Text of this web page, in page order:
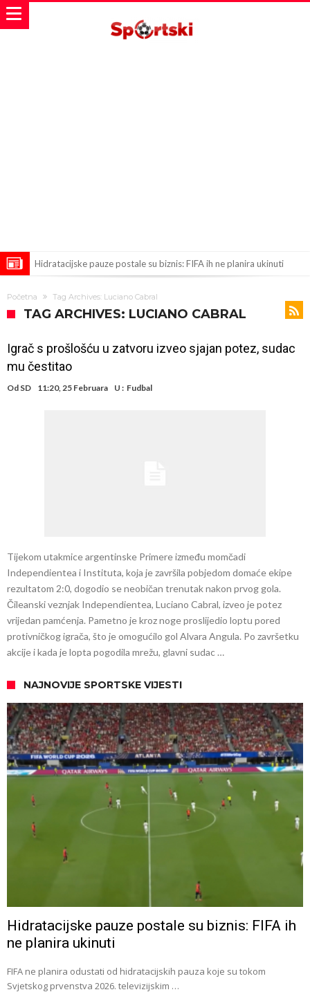
Hidratacijske pauze postale su biznis: FIFA ih ne planira ukinuti
Atletika?!
Ovo se Novaku nikad nije dešavalo: Sinner i Alcaraz odustaju, a
novac od UEFA
Mourinho uvodi strogu disciplinu u Real Madrid. Ovo su tri nova
Početna Tag Archives: Luciano Cabral
TAG ARCHIVES: LUCIANO CABRAL
Igrač s prošlošću u zatvoru izveo sjajan potez, sudac
mu čestitao
Od SD 11:20, 25 Februara U : Fudbal
Tijekom utakmice argentinske Primere između momčadi
Independientea i Instituta, koja je završila pobjedom domaće ekipe
rezultatom 2:0, dogodio se neobičan trenutak nakon prvog gola.
Čileanski veznjak Independientea, Luciano Cabral, izveo je potez
vrijedan pamćenja. Pametno je kroz noge proslijedio loptu pored
protivničkog igrača, što je omogućilo gol Alvara Angula. Po završetku
akcije i kada je lopta pogodila mrežu, glavni sudac …
NAJNOVIJE SPORTSKE VIJESTI
Hidratacijske pauze postale su biznis: FIFA ih
ne planira ukinuti
FIFA ne planira odustati od hidratacijskih pauza koje su tokom
Svjetskog prvenstva 2026. televizijskim …